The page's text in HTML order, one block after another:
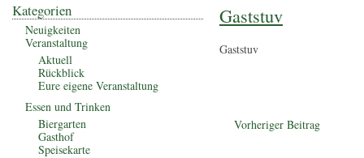
Gaststuv
Gaststuv
Vorheriger Beitrag
Kategorien
Neuigkeiten
Veranstaltung
Aktuell
Rückblick
Eure eigene Veranstaltung
Essen und Trinken
Biergarten
Gasthof
Speisekarte